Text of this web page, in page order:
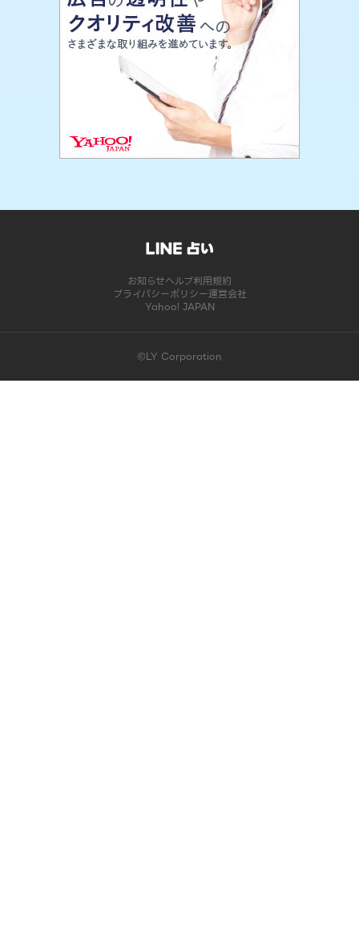
お知らせヘルプ利用規約
プライバシーポリシー運営会社
Yahoo! JAPAN
©LY Corporation
このコンテンツは掲載が終了しました | LINE占い